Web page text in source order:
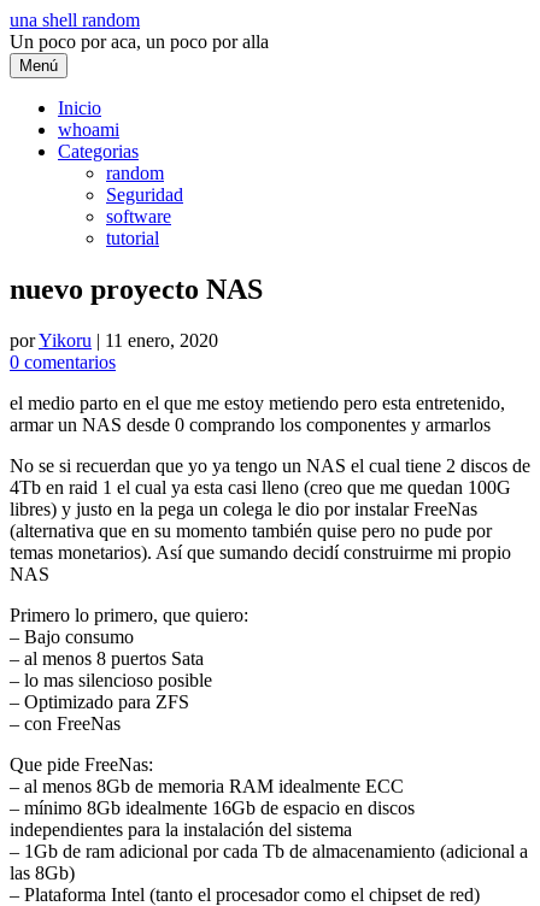
Saltar
al
contenido
una shell random
Un poco por aca, un poco por alla
Menú
Inicio
whoami
Categorias
random
Seguridad
software
tutorial
nuevo proyecto NAS
porYikoru | 11 enero, 2020
0 comentarios
el medio parto en el que me estoy metiendo pero esta entretenido,
armar un NAS desde 0 comprando los componentes y armarlos
No se si recuerdan que yo ya tengo un NAS el cual tiene 2 discos de
4Tb en raid 1 el cual ya esta casi lleno (creo que me quedan 100G
libres) y justo en la pega un colega le dio por instalar FreeNas
(alternativa que en su momento también quise pero no pude por
temas monetarios). Así que sumando decidí construirme mi propio
NAS
Primero lo primero, que quiero:
– Bajo consumo
– al menos 8 puertos Sata
– lo mas silencioso posible
– Optimizado para ZFS
– con FreeNas
Que pide FreeNas:
– al menos 8Gb de memoria RAM idealmente ECC
– mínimo 8Gb idealmente 16Gb de espacio en discos
independientes para la instalación del sistema
– 1Gb de ram adicional por cada Tb de almacenamiento (adicional a
las 8Gb)
– Plataforma Intel (tanto el procesador como el chipset de red)